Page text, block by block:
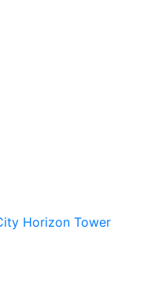
Horizon Tower